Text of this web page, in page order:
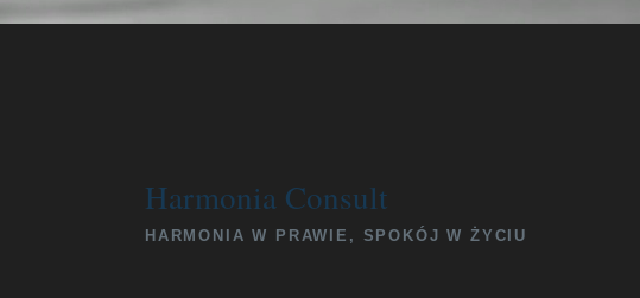
Harmonia Consult
HARMONIA W PRAWIE, SPOKÓJ W ŻYCIU